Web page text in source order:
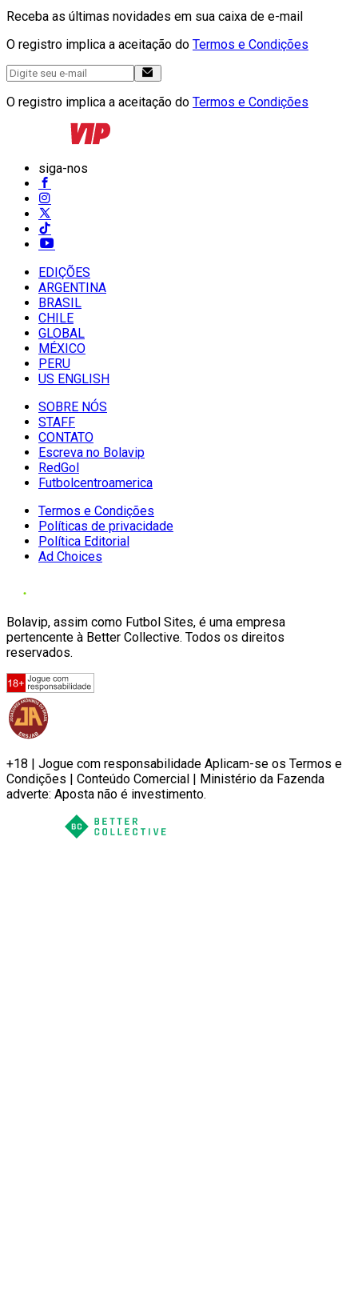
Receba as últimas novidades em sua caixa de e-mail
O registro implica a aceitação do Termos e Condições
O registro implica a aceitação do Termos e Condições
siga-nos
EDIÇÕES
ARGENTINA
BRASIL
CHILE
GLOBAL
MÉXICO
PERU
US ENGLISH
SOBRE NÓS
STAFF
CONTATO
Escreva no Bolavip
RedGol
Futbolcentroamerica
Termos e Condições
Políticas de privacidade
Política Editorial
Ad Choices
Bolavip, assim como Futbol Sites, é uma empresa
pertencente à Better Collective. Todos os direitos
reservados.
+18 | Jogue com responsabilidade Aplicam-se os Termos e
Condições | Conteúdo Comercial | Ministério da Fazenda
adverte: Aposta não é investimento.